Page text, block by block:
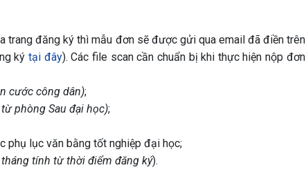
trang đăng ký thì mẫu đơn sẽ được gửi qua email đã điền trên
ký tại đây). Các file scan cần chuẩn bị khi thực hiện nộp đơn
cước công dân);
phòng Sau đại học);
phụ lục văn bằng tốt nghiệp đại học;
tính từ thời điểm đăng ký).